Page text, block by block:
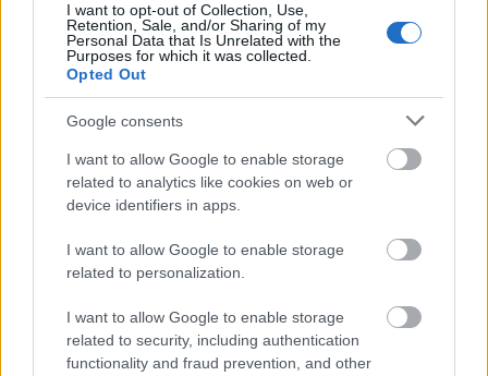
I want to opt-out of Collection, Use,
Retention, Sale, and/or Sharing of my
Personal Data that Is Unrelated with the
Purposes for which it was collected.
Opted Out
Google consents
I want to allow Google to enable storage
related to analytics like cookies on web or
device identifiers in apps.
I want to allow Google to enable storage
related to personalization.
I want to allow Google to enable storage
related to security, including authentication
functionality and fraud prevention, and other
Mogą Cię zainteresować również hasła
polisemia
bungee
rożen